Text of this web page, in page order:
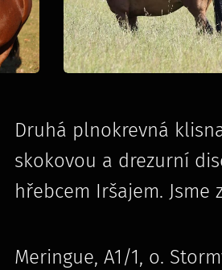
Druhá plnokrevná
skokovou a drezurní
hřebcem Iršajem.
Meringue, A1/1, o.